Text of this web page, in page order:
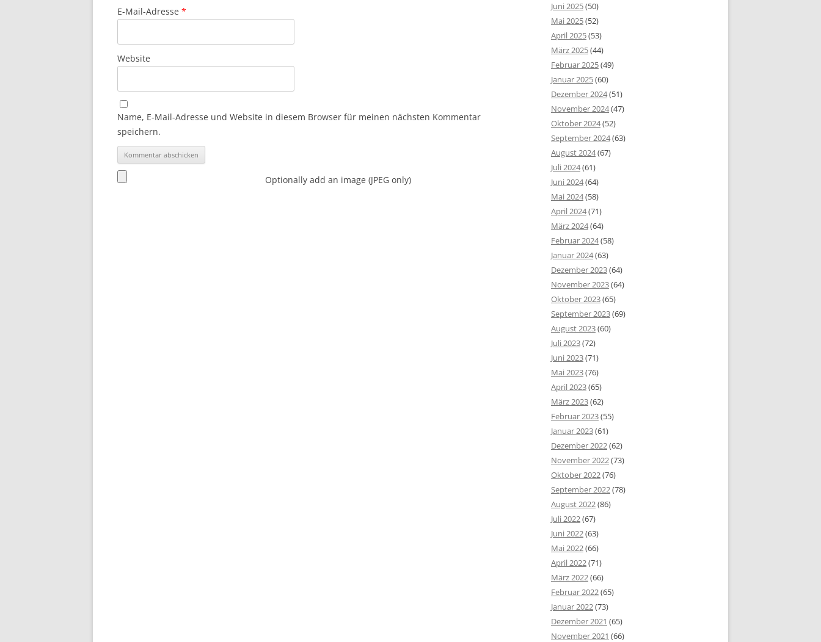
E-Mail-Adresse *
Website
Name, E-Mail-Adresse und Website in diesem Browser für meinen nächsten Kommentar
speichern.
Optionally add an image (JPEG only)
Juni 2025(50)
Mai 2025(52)
April 2025(53)
März 2025(44)
Februar 2025(49)
Januar 2025(60)
Dezember 2024(51)
November 2024(47)
Oktober 2024(52)
September 2024(63)
August 2024(67)
Juli 2024(61)
Juni 2024(64)
Mai 2024(58)
April 2024(71)
März 2024(64)
Februar 2024(58)
Januar 2024(63)
Dezember 2023(64)
November 2023(64)
Oktober 2023(65)
September 2023(69)
August 2023(60)
Juli 2023(72)
Juni 2023(71)
Mai 2023(76)
April 2023(65)
März 2023(62)
Februar 2023(55)
Januar 2023(61)
Dezember 2022(62)
November 2022(73)
Oktober 2022(76)
September 2022(78)
August 2022(86)
Juli 2022(67)
Juni 2022(63)
Mai 2022(66)
April 2022(71)
März 2022(66)
Februar 2022(65)
Januar 2022(73)
Dezember 2021 (65)
November 2021 (66)